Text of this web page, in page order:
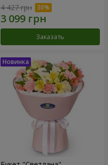
4 427 грн
Заказать